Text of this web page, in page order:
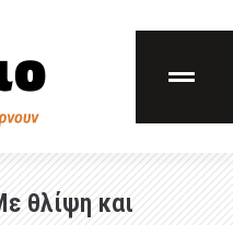
θλίψη και